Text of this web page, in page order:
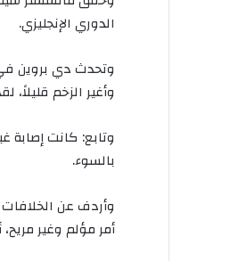
الدوري الإنجليزي.
وتحدثديبروين
وأغير الزخم قليلاً،
وتابع: كانتإصابة
بالسوء.
وأردفعن الخلافات
أمرمؤلم وغيرمريح،